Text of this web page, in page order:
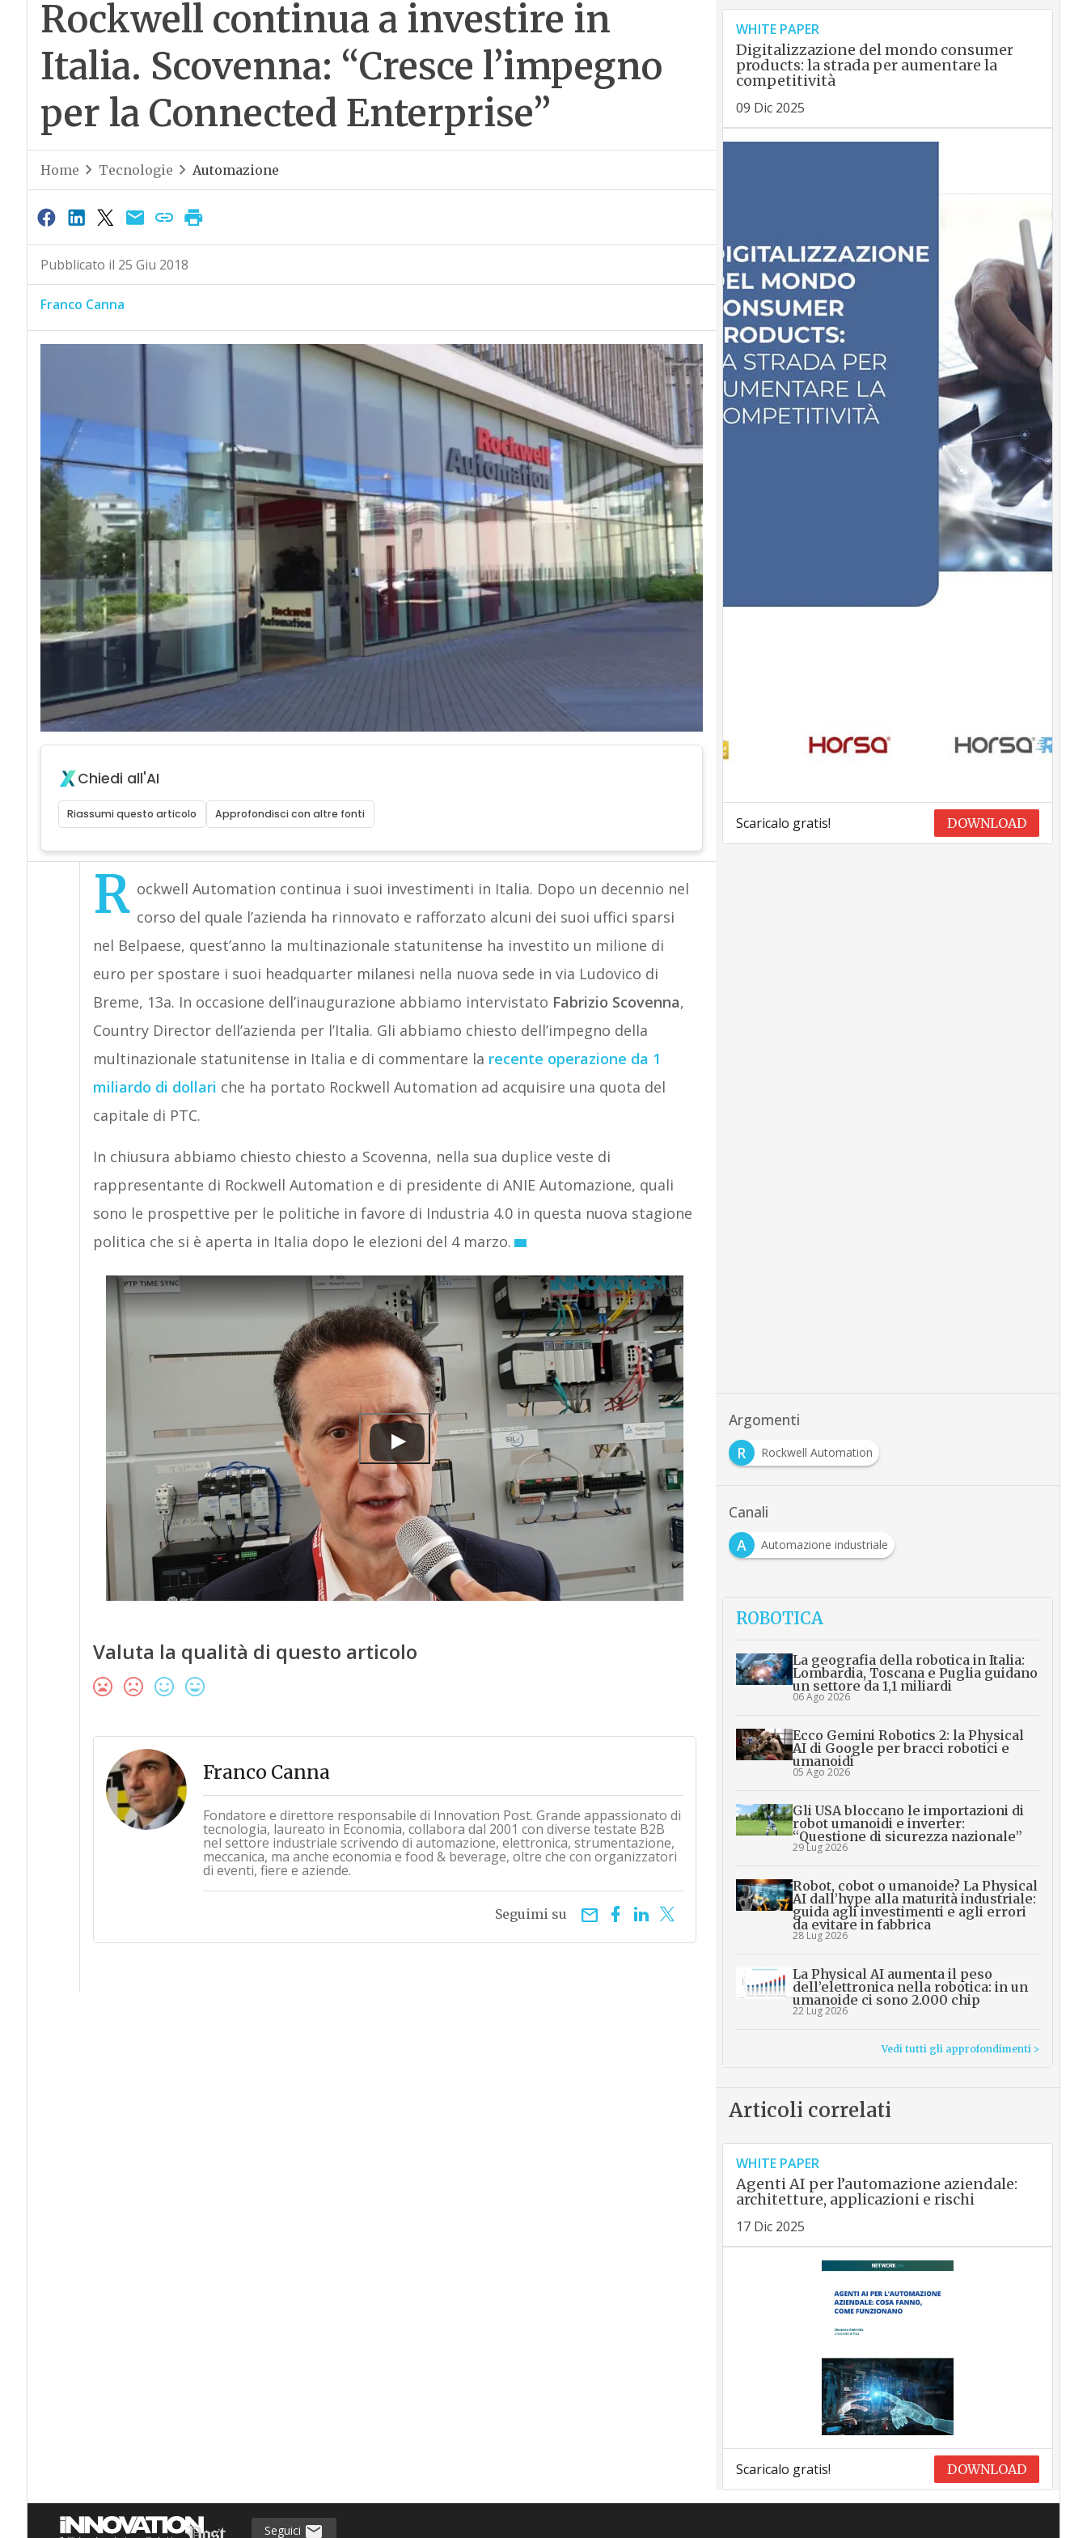
Rockwell continua a investire in
Italia. Scovenna: “Cresce l’impegno
per la Connected Enterprise”
Home Tecnologie Automazione
Pubblicato il 25 Giu 2018
Franco Canna
Chiedi all'AI
Riassumi questo articolo Approfondisci con altre fonti
R ockwell Automation continua i suoi investimenti in Italia. Dopo un decennio nel
corso del quale l’azienda ha rinnovato e rafforzato alcuni dei suoi uffici sparsi
nel Belpaese, quest’anno la multinazionale statunitense ha investito un milione di
euro per spostare i suoi headquarter milanesi nella nuova sede in via Ludovico di
Breme, 13a. In occasione dell’inaugurazione abbiamo intervistato Fabrizio Scovenna,
Country Director dell’azienda per l’Italia. Gli abbiamo chiesto dell’impegno della
multinazionale statunitense in Italia e di commentare la recente operazione da 1
miliardo di dollari che ha portato Rockwell Automation ad acquisire una quota del
capitale di PTC.
In chiusura abbiamo chiesto chiesto a Scovenna, nella sua duplice veste di
rappresentante di Rockwell Automation e di presidente di ANIE Automazione, quali
sono le prospettive per le politiche in favore di Industria 4.0 in questa nuova stagione
politica che si è aperta in Italia dopo le elezioni del 4 marzo.
Valuta la qualità di questo articolo
Franco Canna
Fondatore e direttore responsabile di Innovation Post. Grande appassionato di
tecnologia, laureato in Economia, collabora dal 2001 con diverse testate B2B
nel settore industriale scrivendo di automazione, elettronica, strumentazione,
meccanica, ma anche economia e food & beverage, oltre che con organizzatori
di eventi, fiere e aziende.
email
Seguimi su
WHITE PAPER
Digitalizzazione del mondo consumer
products: la strada per aumentare la
competitività
09 Dic 2025
Scaricalo gratis! DOWNLOAD
Argomenti
R
Rockwell Automation
Canali
A
Automazione industriale
ROBOTICA
La geografia della robotica in Italia:
Lombardia, Toscana e Puglia guidano
un settore da 1,1 miliardi
06 Ago 2026
Ecco Gemini Robotics 2: la Physical
AI di Google per bracci robotici e
umanoidi
05 Ago 2026
Gli USA bloccano le importazioni di
robot umanoidi e inverter:
“Questione di sicurezza nazionale”
29 Lug 2026
Robot, cobot o umanoide? La Physical
AI dall’hype alla maturità industriale:
guida agli investimenti e agli errori
da evitare in fabbrica
28 Lug 2026
La Physical AI aumenta il peso
dell’elettronica nella robotica: in un
umanoide ci sono 2.000 chip
22 Lug 2026
Vedi tutti gli approfondimenti >
Articoli correlati
WHITE PAPER
Agenti AI per l’automazione aziendale:
architetture, applicazioni e rischi
17 Dic 2025
Scaricalo gratis! DOWNLOAD
Seguici